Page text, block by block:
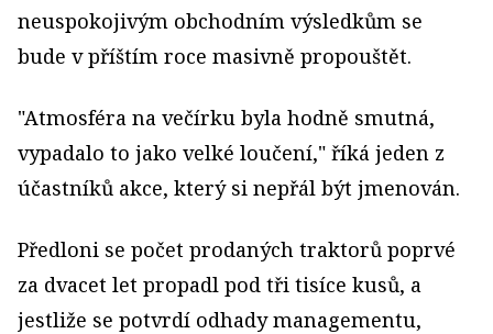
neuspokojivým obchodním výsledkům se
bude v příštím roce masivně propouštět.
"Atmosféra na večírku byla hodně smutná,
vypadalo to jako velké loučení," říká jeden z
účastníků akce, který si nepřál být jmenován.
Předloni se počet prodaných traktorů poprvé
za dvacet let propadl pod tři tisíce kusů, a
jestliže se potvrdí odhady managementu,